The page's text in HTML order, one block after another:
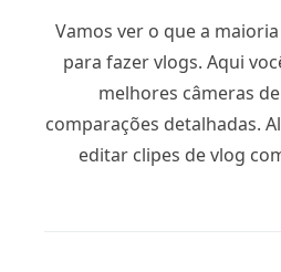
Vamos ver o que a
para fazer vlogs. Aqui
melhores câmeras
comparações detalhadas.
editar clipes de vlog